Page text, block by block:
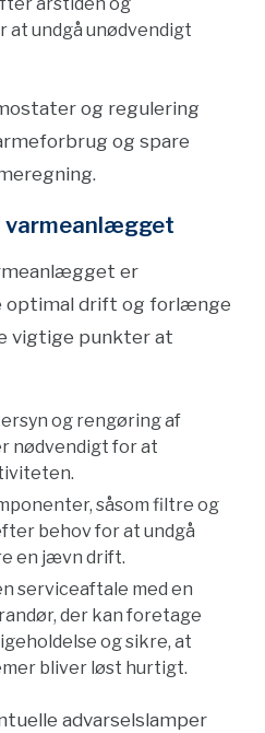
undgå unødvendigt
og regulering
og spare
varmeanlægget
er
optimal drift og forlænge
vigtige punkter at
og rengøring af
nødvendigt for at
såsom filtre og
behov for at undgå
en jævn drift.
serviceaftale med en
der kan foretage
og sikre, at
bliver løst hurtigt.
advarselslamper